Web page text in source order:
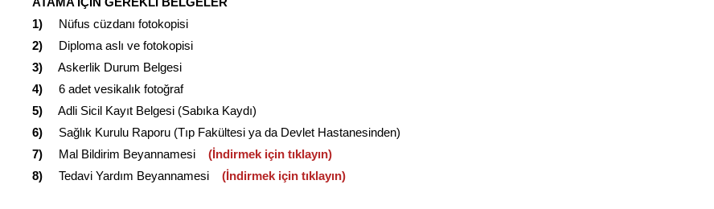
1) Nüfus cüzdanı fotokopisi
2) Diploma aslı ve fotokopisi
3) Askerlik Durum Belgesi
4) 6 adet vesikalık fotoğraf
5) Adli Sicil Kayıt Belgesi (Sabıka Kaydı)
6) Sağlık Kurulu Raporu (Tıp Fakültesi ya da Devlet Hastanesinden)
7) Mal Bildirim Beyannamesi
(İndirmek için tıklayın)
8) Tedavi Yardım Beyannamesi (İndirmek için tıklayın)